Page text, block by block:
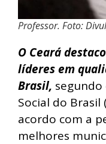
Professor. Foto:
O Ceará
líderes em
Brasil, segundo
Social do Brasil
acordo com a
melhores